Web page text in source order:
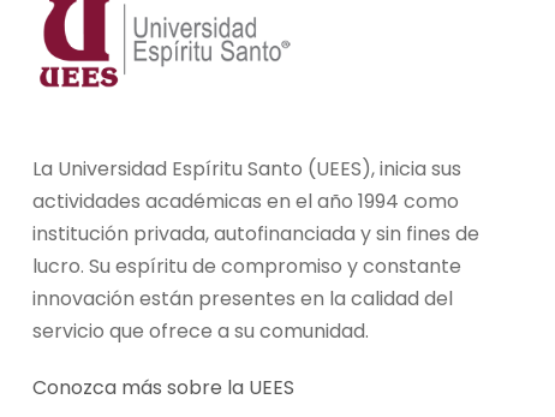
La Universidad Espíritu Santo (UEES), inicia sus
actividades académicas en el año 1994 como
institución privada, autofinanciada y sin fines de
lucro. Su espíritu de compromiso y constante
innovación están presentes en la calidad del
servicio que ofrece a su comunidad.
Conozca más sobre la UEES